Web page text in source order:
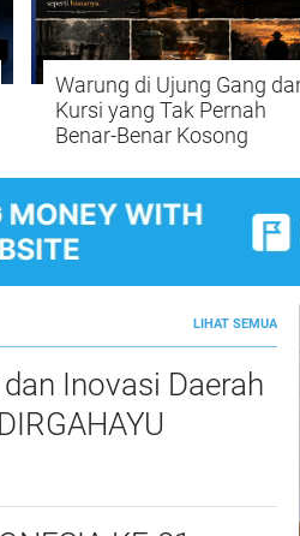
Warung di Ujung Gang
Kursi yang Tak Pernah
Benar-Benar Kosong
LIHAT SEMUA
Inovasi Daerah